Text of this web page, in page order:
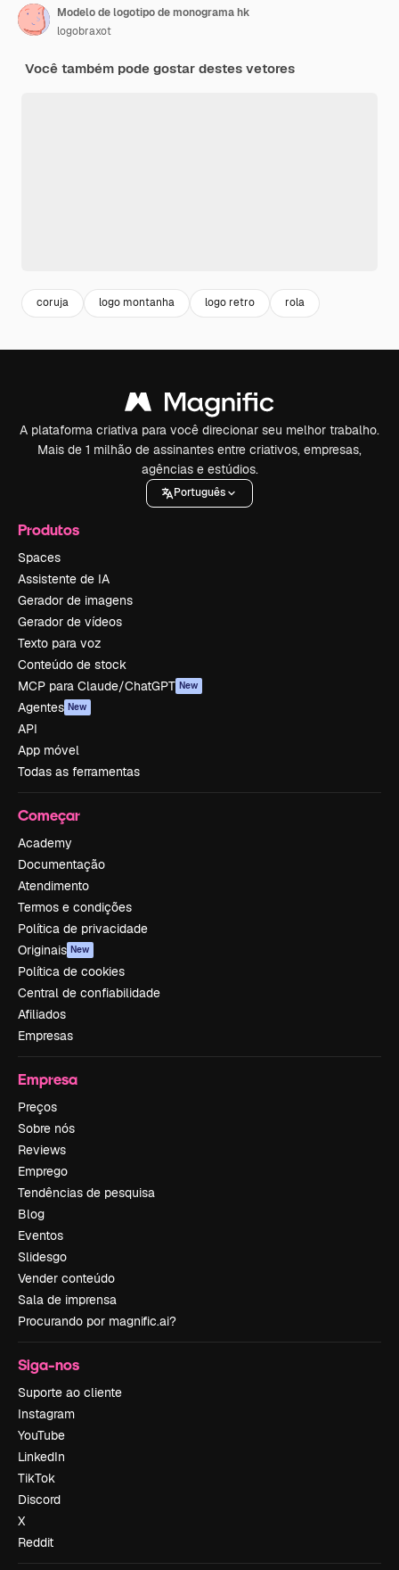
Modelo de logotipo de monograma hk
logobraxot
Você também pode gostar destes vetores
coruja logo montanha logo retro rola
A plataforma criativa para você direcionar seu melhor trabalho.
Mais de 1 milhão de assinantes entre criativos, empresas,
agências e estúdios.
Português
Produtos
Spaces
Assistente de IA
Gerador de imagens
Gerador de vídeos
Texto para voz
Conteúdo de stock
MCP para Claude/ChatGPT New
Agentes New
API
App móvel
Todas as ferramentas
Começar
Academy
Documentação
Atendimento
Termos e condições
Política de privacidade
Originais New
Política de cookies
Central de confiabilidade
Afiliados
Empresas
Empresa
Preços
Sobre nós
Reviews
Emprego
Tendências de pesquisa
Blog
Eventos
Slidesgo
Vender conteúdo
Sala de imprensa
Procurando por magnific.ai?
Siga-nos
Suporte ao cliente
Instagram
YouTube
LinkedIn
TikTok
Discord
X
Reddit